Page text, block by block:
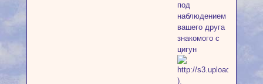
под
наблюдением
вашего друга
знакомого с
цигун
).